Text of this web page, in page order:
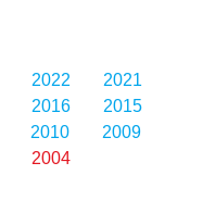
2022
2021
2016
2015
2010
2009
2004